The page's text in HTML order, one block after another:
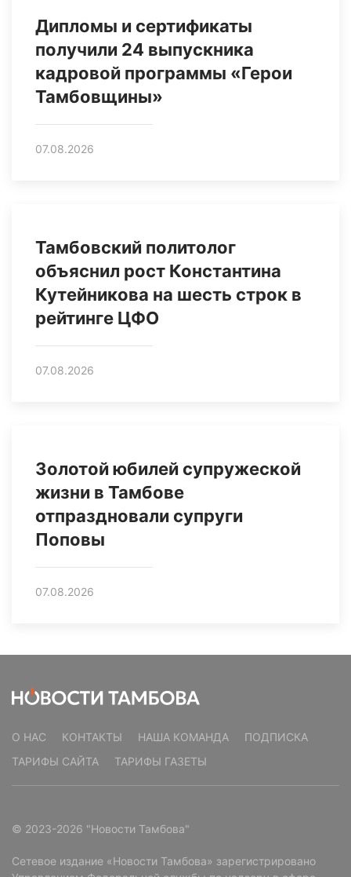
Дипломы и сертификаты
получили 24 выпускника
кадровой программы «Герои
Тамбовщины»
07.08.2026
Тамбовский политолог
объяснил рост Константина
Кутейникова на шесть строк в
рейтинге ЦФО
07.08.2026
Золотой юбилей супружеской
жизни в Тамбове
отпраздновали супруги
Поповы
07.08.2026
О НАС КОНТАКТЫ НАША КОМАНДА
ПОДПИСКА
ТАРИФЫ САЙТА
ТАРИФЫ ГАЗЕТЫ
© 2023-2026 "Новости Тамбова"
Сетевое издание «Новости Тамбова» зарегистрировано